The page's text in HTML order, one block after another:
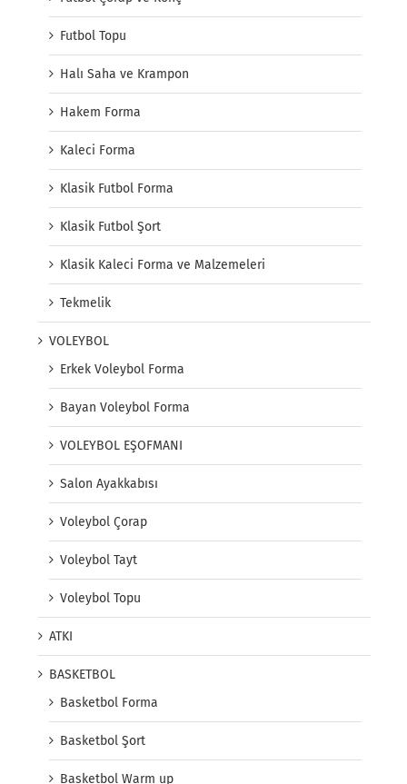
Futbol Topu
Halı Saha ve Krampon
Hakem Forma
Kaleci Forma
Klasik Futbol Forma
Klasik Futbol Şort
Klasik Kaleci Forma ve Malzemeleri
Tekmelik
VOLEYBOL
Erkek Voleybol Forma
Bayan Voleybol Forma
VOLEYBOL EŞOFMANI
Salon Ayakkabısı
Voleybol Çorap
Voleybol Tayt
Voleybol Topu
ATKI
BASKETBOL
Basketbol Forma
Basketbol Şort
Basketbol Warm up